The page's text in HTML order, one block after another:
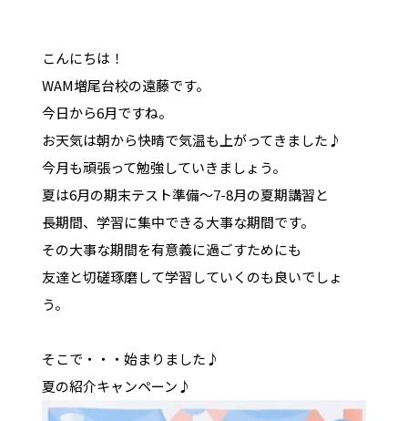
こんにちは！
WAM増尾台校の遠藤です。
今日から6月ですね。
お天気は朝から快晴で気温も上がってきました♪
今月も頑張って勉強していきましょう。
夏は6月の期末テスト準備～7-8月の夏期講習と
長期間、学習に集中できる大事な期間です。
その大事な期間を有意義に過ごすためにも
友達と切磋琢磨して学習していくのも良いでしょ
う。
そこで・・・始まりました♪
夏の紹介キャンペーン♪